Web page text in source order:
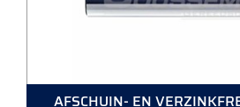
AFSCHUIN- EN